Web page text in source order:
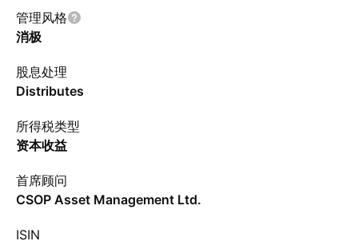
管理风格
消极
股息处理
Distributes
所得税类型
资本收益
首席顾问
CSOP Asset Management Ltd.
ISIN